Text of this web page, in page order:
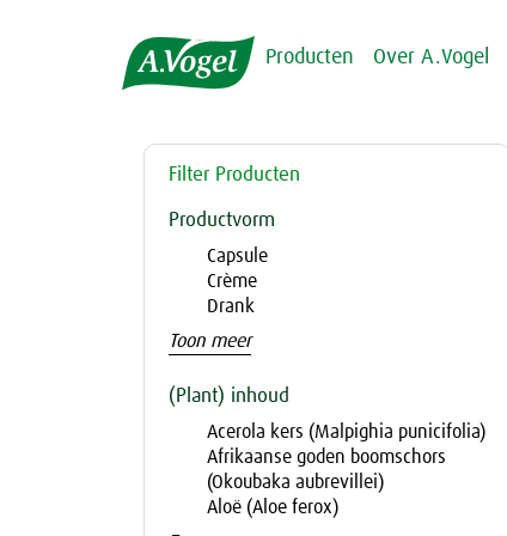
Producten Over A.Vogel
Filter Producten
Productvorm
Capsule
Crème
Drank
Toon meer
(Plant) inhoud
Acerola kers (Malpighia punicifolia)
Afrikaanse goden boomschors
(Okoubaka aubrevillei)
Aloë (Aloe ferox)